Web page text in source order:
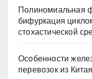
Полиномиальная
бифуркация
стохастической
Особенности
перевозок из